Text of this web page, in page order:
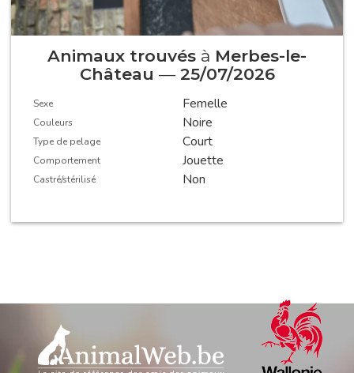
Animaux trouvés à Merbes-le-
Château — 25/07/2026
Sexe Femelle
Couleurs Noire
Type de pelage Court
Comportement Jouette
Castré/stérilisé Non